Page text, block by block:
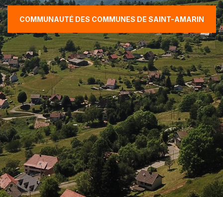
COMMUNAUTÉ DES COMMUNES DE SAINT-AMARIN